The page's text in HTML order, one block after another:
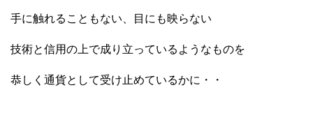
手に触れることもない、目にも映らない
技術と信用の上で成り立っているようなものを
恭しく通貨として受け止めているかに・・